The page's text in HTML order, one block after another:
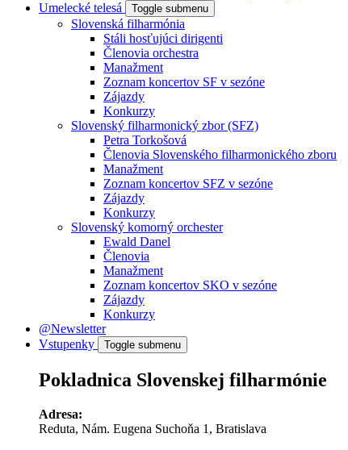
Umelecké telesá
Toggle submenu
Slovenská filharmónia
Stáli hosťujúci dirigenti
Členovia orchestra
Manažment
Zoznam koncertov SF v sezóne
Zájazdy
Konkurzy
Slovenský filharmonický zbor (SFZ)
Petra Torkošová
Členovia Slovenského filharmonického zboru
Manažment
Zoznam koncertov SFZ v sezóne
Zájazdy
Konkurzy
Slovenský komorný orchester
Ewald Danel
Členovia
Manažment
Zoznam koncertov SKO v sezóne
Zájazdy
Konkurzy
@Newsletter
Vstupenky
Toggle submenu
Pokladnica Slovenskej filharmónie
Adresa:
Reduta, Nám. Eugena Suchoňa 1, Bratislava